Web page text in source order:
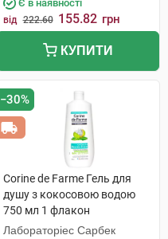
Є в наявності
від 222.60 155.82 грн
КУПИТИ
−30%
Corine de Farme Гель для
душу з кокосовою водою
750 мл 1 флакон
Лабораторіес Сарбек